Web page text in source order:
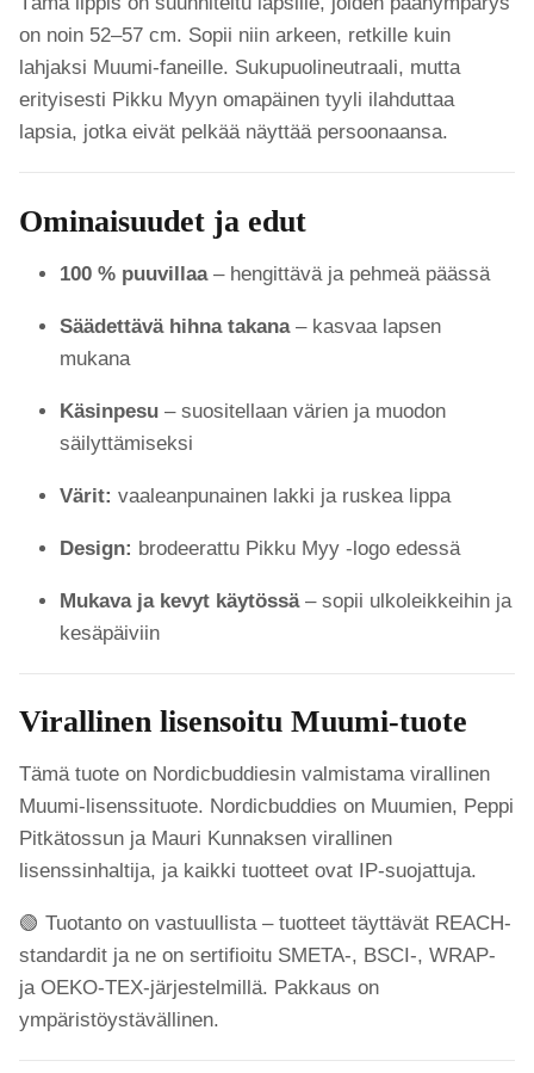
on noin 52–57 cm. Sopii niin arkeen, retkille kuin
lahjaksi Muumi-faneille. Sukupuolineutraali, mutta
erityisesti Pikku Myyn omapäinen tyyli ilahduttaa
lapsia, jotka eivät pelkää näyttää persoonaansa.
Ominaisuudet ja edut
100 % puuvillaa– hengittävä ja pehmeä päässä
Säädettävä hihna takana– kasvaa lapsen
mukana
Käsinpesu – suositellaan värien ja muodon
säilyttämiseksi
Värit: vaaleanpunainen lakki ja ruskea lippa
Design: brodeerattu Pikku Myy -logo edessä
Mukava ja kevyt käytössä– sopii ulkoleikkeihin ja
kesäpäiviin
Virallinen lisensoitu Muumi-tuote
Tämä tuote on Nordicbuddiesin valmistama virallinen
Muumi-lisenssituote. Nordicbuddies on Muumien, Peppi
Pitkätossun ja Mauri Kunnaksen virallinen
lisenssinhaltija, ja kaikki tuotteet ovat IP-suojattuja.
🟢 Tuotanto on vastuullista – tuotteet täyttävät REACH-
standardit ja ne on sertifioitu SMETA-, BSCI-, WRAP-
ja OEKO-TEX-järjestelmillä. Pakkaus on
ympäristöystävällinen.